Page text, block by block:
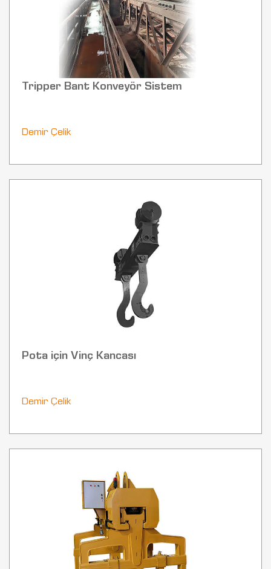
Tripper Bant Konveyör Sistem
Demir Çelik
Pota için Vinç Kancası
Demir Çelik